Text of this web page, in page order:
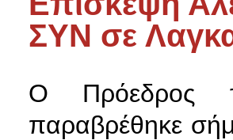
ΣΥΝ σε
Ο Πρόεδρος
παραβρέθηκε